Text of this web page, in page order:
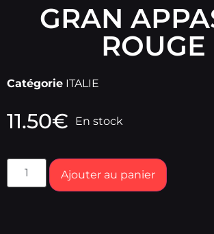
GRAN
ROUGE
Catégorie ITALIE
11.50€ En stock
Ajouter au panier